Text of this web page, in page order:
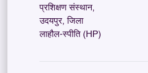
प्रशिक्षण संस्थान,
उदयपुर, जिला
लाहौल-स्पीति (HP)